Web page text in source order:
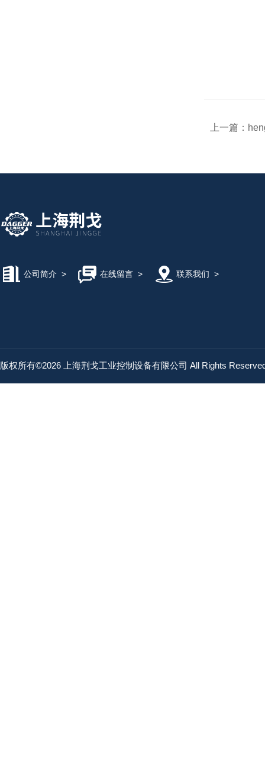
上一篇：
公司简介 > 在线留言> 联系我们 >
版权所有©2026 上海荆戈工业控制设备有限公司 All Rights